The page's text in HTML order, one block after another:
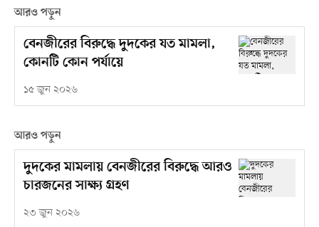
আরও পড়ুন
বেনজীরের বিরুদ্ধে দুদকের যত মামলা,
কোনটি কোন পর্যায়ে
১৫ জুন ২০২৬
আরও পড়ুন
দুদকের মামলায় বেনজীরের বিরুদ্ধে আরও
চারজনের সাক্ষ্য গ্রহণ
২৩ জুন ২০২৬